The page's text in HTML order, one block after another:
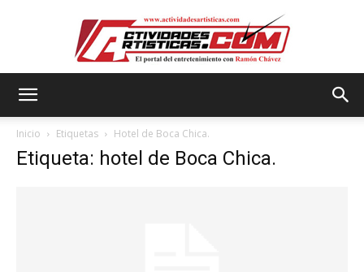
Inicio Etiquetas Hotel de Boca Chica.
Etiqueta: hotel de Boca Chica.